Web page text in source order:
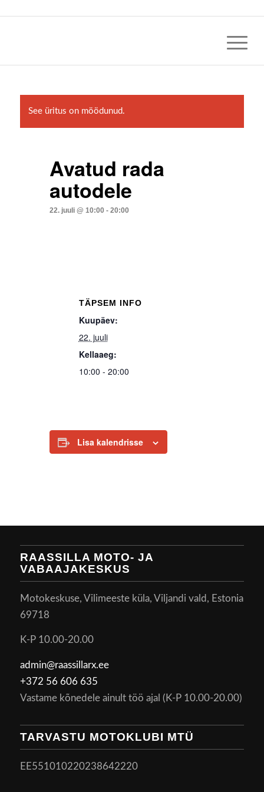
See üritus on möödunud.
Avatud rada
autodele
22. juuli @ 10:00 - 20:00
TÄPSEM INFO
Kuupäev:
22. juuli
Kellaaeg:
10:00 - 20:00
Lisa kalendrisse
RAASSILLA MOTO- JA
VABAAJAKESKUS
Motokeskuse, Vilimeeste küla, Viljandi vald, Estonia
69718
K-P 10.00-20.00
admin@raassillarx.ee
+372 56 606 635
Vastame kõnedele ainult töö ajal (K-P 10.00-20.00)
TARVASTU MOTOKLUBI MTÜ
EE551010220238642220